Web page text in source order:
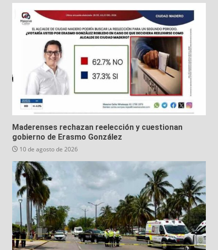
Maderenses rechazan reelección y cuestionan
gobierno de Erasmo González
10 de agosto de 2026